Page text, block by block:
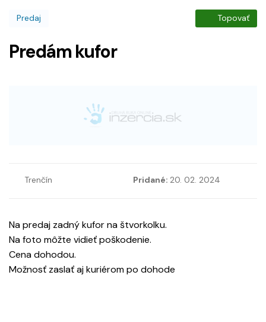
Predaj Topovať
Predám kufor
Trenčín Pridané: 20. 02. 2024
Na predaj zadný kufor na štvorkolku.
Na foto môžte vidieť poškodenie.
Cena dohodou.
Možnosť zaslať aj kuriérom po dohode